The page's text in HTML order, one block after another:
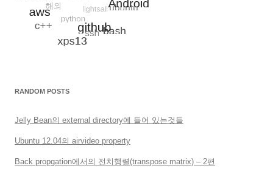
RANDOM POSTS
Jelly Bean의 external directory에 들어 있는것들
Ubuntu 12.04의 airvideo property
Back propgation에서의 전치행렬(transpose matrix) – 2편